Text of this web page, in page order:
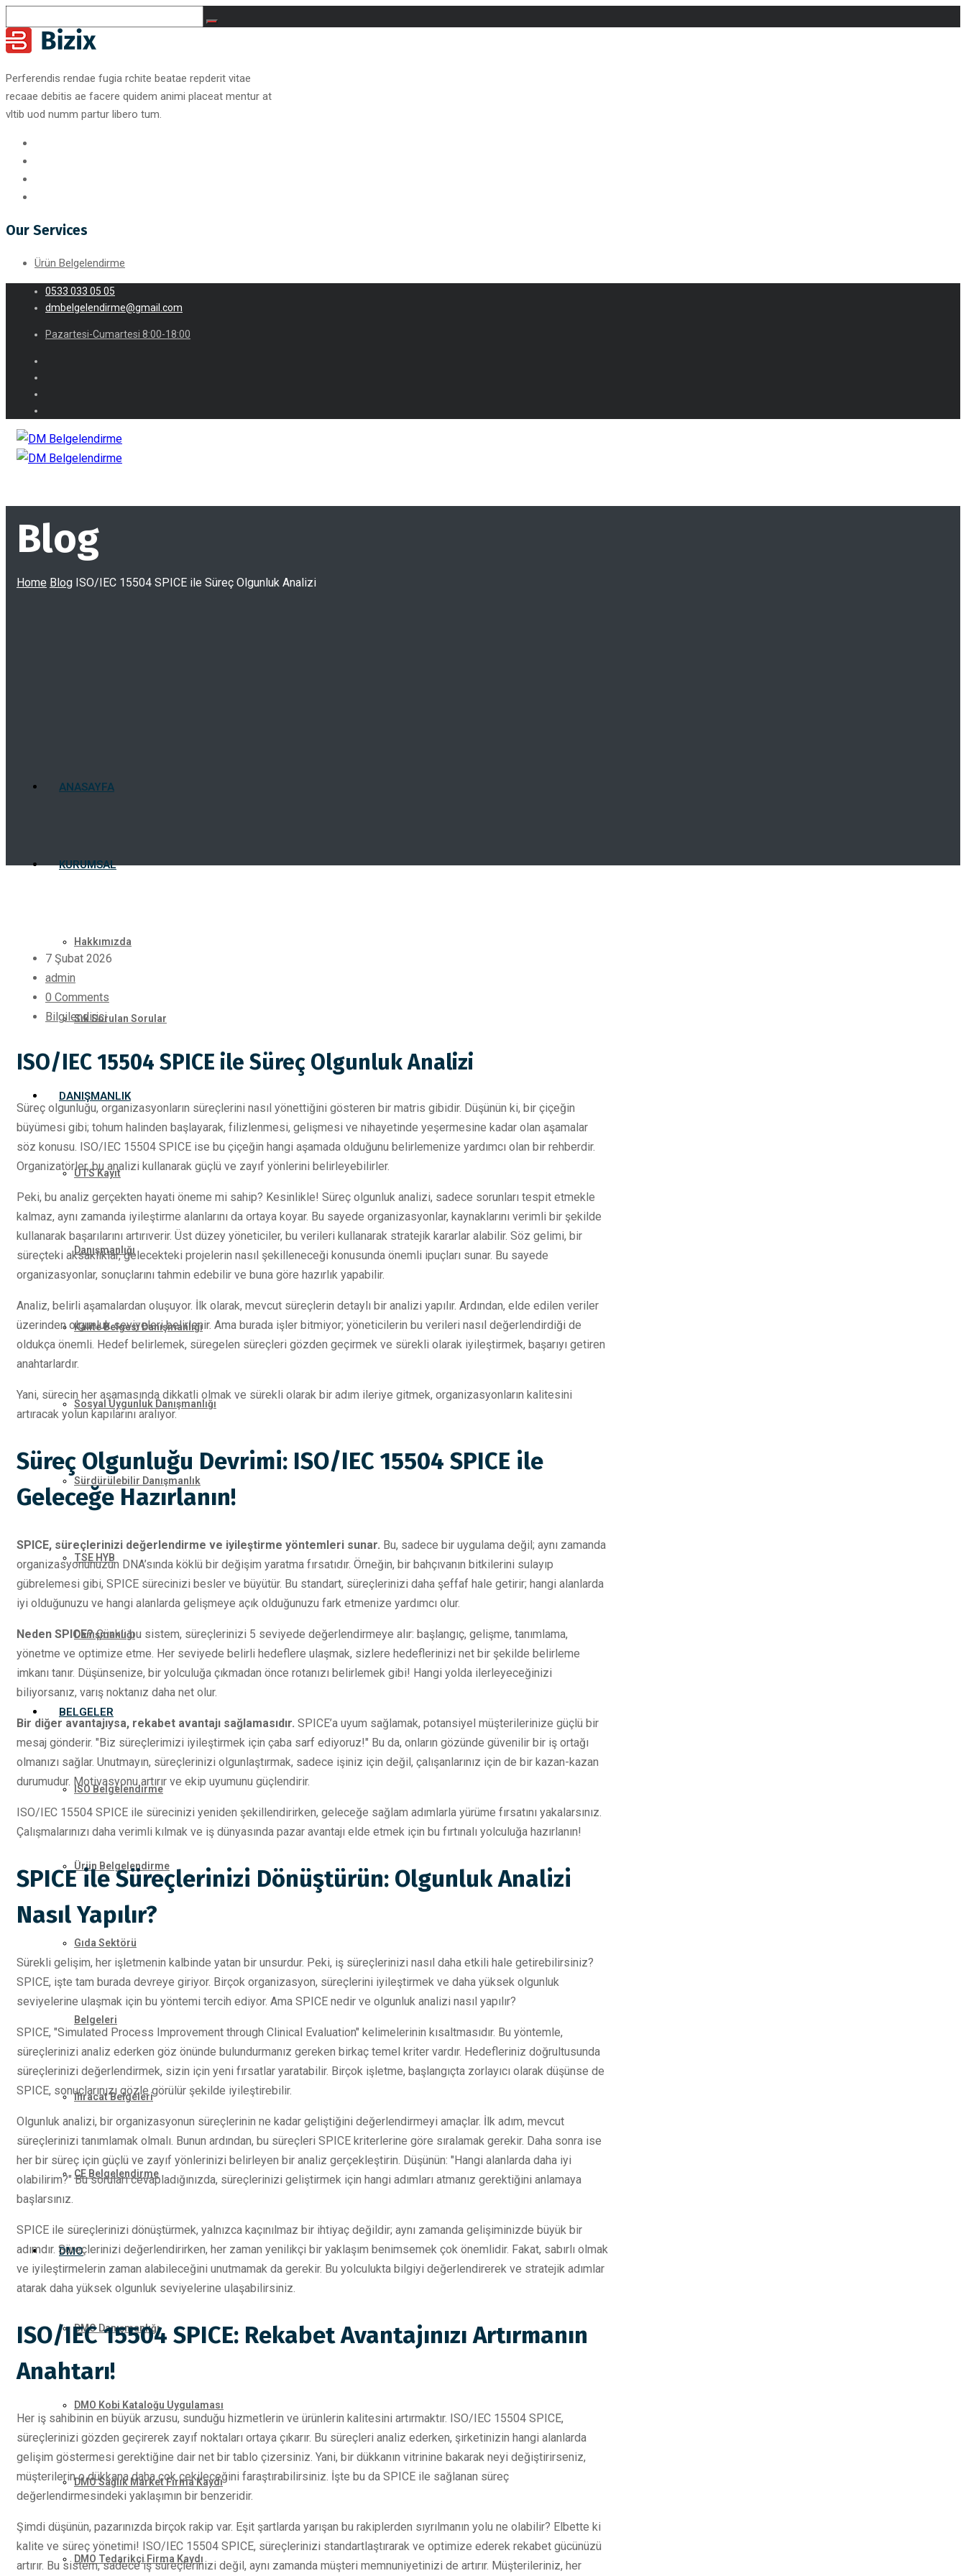
Perferendis rendae fugia rchite beatae repderit vitae
recaae debitis ae facere quidem animi placeat mentur at
vltib uod numm partur libero tum.
Our Services
Ürün Belgelendirme
0533 033 05 05
dmbelgelendirme@gmail.com
Pazartesi-Cumartesi 8:00-18:00
ANASAYFA
KURUMSAL
Hakkımızda
Sık Sorulan Sorular
DANIŞMANLIK
ÜTS Kayıt
Danışmanlığı
Kalite Belgesi Danışmanlığı
Sosyal Uygunluk Danışmanlığı
Sürdürülebilir Danışmanlık
TSE HYB
Danışmanlığı
BELGELER
ISO Belgelendirme
Ürün Belgelendirme
Gıda Sektörü
Belgeleri
İhracat Belgeleri
CE Belgelendirme
DMO
DMO Danışmanlığı
DMO Kobi Kataloğu Uygulaması
DMO Sağlık Market Firma Kaydı
DMO Tedarikçi Firma Kaydı
Blog
Home Blog ISO/IEC 15504 SPICE ile Süreç Olgunluk Analizi
7 Şubat 2026
admin
0 Comments
Bilgilendirici
ISO/IEC 15504 SPICE ile Süreç Olgunluk Analizi
Süreç olgunluğu, organizasyonların süreçlerini nasıl yönettiğini gösteren bir matris gibidir. Düşünün ki, bir çiçeğin
büyümesi gibi; tohum halinden başlayarak, filizlenmesi, gelişmesi ve nihayetinde yeşermesine kadar olan aşamalar
söz konusu. ISO/IEC 15504 SPICE ise bu çiçeğin hangi aşamada olduğunu belirlemenize yardımcı olan bir rehberdir.
Organizatörler, bu analizi kullanarak güçlü ve zayıf yönlerini belirleyebilirler.
Peki, bu analiz gerçekten hayati öneme mi sahip? Kesinlikle! Süreç olgunluk analizi, sadece sorunları tespit etmekle
kalmaz, aynı zamanda iyileştirme alanlarını da ortaya koyar. Bu sayede organizasyonlar, kaynaklarını verimli bir şekilde
kullanarak başarılarını artırıverir. Üst düzey yöneticiler, bu verileri kullanarak stratejik kararlar alabilir. Söz gelimi, bir
süreçteki aksaklıklar, gelecekteki projelerin nasıl şekilleneceği konusunda önemli ipuçları sunar. Bu sayede
organizasyonlar, sonuçlarını tahmin edebilir ve buna göre hazırlık yapabilir.
Analiz, belirli aşamalardan oluşuyor. İlk olarak, mevcut süreçlerin detaylı bir analizi yapılır. Ardından, elde edilen veriler
üzerinden olgunluk seviyeleri belirlenir. Ama burada işler bitmiyor; yöneticilerin bu verileri nasıl değerlendirdiği de
oldukça önemli. Hedef belirlemek, süregelen süreçleri gözden geçirmek ve sürekli olarak iyileştirmek, başarıyı getiren
anahtarlardır.
Yani, sürecin her aşamasında dikkatli olmak ve sürekli olarak bir adım ileriye gitmek, organizasyonların kalitesini
artıracak yolun kapılarını aralıyor.
Süreç Olgunluğu Devrimi: ISO/IEC 15504 SPICE ile
Geleceğe Hazırlanın!
SPICE, süreçlerinizi değerlendirme ve iyileştirme yöntemleri sunar. Bu, sadece bir uygulama değil; aynı zamanda
organizasyonunuzun DNA’sında köklü bir değişim yaratma fırsatıdır. Örneğin, bir bahçıvanın bitkilerini sulayıp
gübrelemesi gibi, SPICE sürecinizi besler ve büyütür. Bu standart, süreçlerinizi daha şeffaf hale getirir; hangi alanlarda
iyi olduğunuzu ve hangi alanlarda gelişmeye açık olduğunuzu fark etmenize yardımcı olur.
Neden SPICE?Çünkü bu sistem, süreçlerinizi 5 seviyede değerlendirmeye alır: başlangıç, gelişme, tanımlama,
yönetme ve optimize etme. Her seviyede belirli hedeflere ulaşmak, sizlere hedeflerinizi net bir şekilde belirleme
imkanı tanır. Düşünsenize, bir yolculuğa çıkmadan önce rotanızı belirlemek gibi! Hangi yolda ilerleyeceğinizi
biliyorsanız, varış noktanız daha net olur.
Bir diğer avantajıysa, rekabet avantajı sağlamasıdır. SPICE’a uyum sağlamak, potansiyel müşterilerinize güçlü bir
mesaj gönderir. "Biz süreçlerimizi iyileştirmek için çaba sarf ediyoruz!" Bu da, onların gözünde güvenilir bir iş ortağı
olmanızı sağlar. Unutmayın, süreçlerinizi olgunlaştırmak, sadece işiniz için değil, çalışanlarınız için de bir kazan-kazan
durumudur. Motivasyonu artırır ve ekip uyumunu güçlendirir.
ISO/IEC 15504 SPICE ile sürecinizi yeniden şekillendirirken, geleceğe sağlam adımlarla yürüme fırsatını yakalarsınız.
Çalışmalarınızı daha verimli kılmak ve iş dünyasında pazar avantajı elde etmek için bu fırtınalı yolculuğa hazırlanın!
SPICE ile Süreçlerinizi Dönüştürün: Olgunluk Analizi
Nasıl Yapılır?
Sürekli gelişim, her işletmenin kalbinde yatan bir unsurdur. Peki, iş süreçlerinizi nasıl daha etkili hale getirebilirsiniz?
SPICE, işte tam burada devreye giriyor. Birçok organizasyon, süreçlerini iyileştirmek ve daha yüksek olgunluk
seviyelerine ulaşmak için bu yöntemi tercih ediyor. Ama SPICE nedir ve olgunluk analizi nasıl yapılır?
SPICE, "Simulated Process Improvement through Clinical Evaluation" kelimelerinin kısaltmasıdır. Bu yöntemle,
süreçlerinizi analiz ederken göz önünde bulundurmanız gereken birkaç temel kriter vardır. Hedefleriniz doğrultusunda
süreçlerinizi değerlendirmek, sizin için yeni fırsatlar yaratabilir. Birçok işletme, başlangıçta zorlayıcı olarak düşünse de
SPICE, sonuçlarınızı gözle görülür şekilde iyileştirebilir.
Olgunluk analizi, bir organizasyonun süreçlerinin ne kadar geliştiğini değerlendirmeyi amaçlar. İlk adım, mevcut
süreçlerinizi tanımlamak olmalı. Bunun ardından, bu süreçleri SPICE kriterlerine göre sıralamak gerekir. Daha sonra ise
her bir süreç için güçlü ve zayıf yönlerinizi belirleyen bir analiz gerçekleştirin. Düşünün: "Hangi alanlarda daha iyi
olabilirim?" Bu soruları cevapladığınızda, süreçlerinizi geliştirmek için hangi adımları atmanız gerektiğini anlamaya
başlarsınız.
SPICE ile süreçlerinizi dönüştürmek, yalnızca kaçınılmaz bir ihtiyaç değildir; aynı zamanda gelişiminizde büyük bir
adımdır. Süreçlerinizi değerlendirirken, her zaman yenilikçi bir yaklaşım benimsemek çok önemlidir. Fakat, sabırlı olmak
ve iyileştirmelerin zaman alabileceğini unutmamak da gerekir. Bu yolculukta bilgiyi değerlendirerek ve stratejik adımlar
atarak daha yüksek olgunluk seviyelerine ulaşabilirsiniz.
ISO/IEC 15504 SPICE: Rekabet Avantajınızı Artırmanın
Anahtarı!
Her iş sahibinin en büyük arzusu, sunduğu hizmetlerin ve ürünlerin kalitesini artırmaktır. ISO/IEC 15504 SPICE,
süreçlerinizi gözden geçirerek zayıf noktaları ortaya çıkarır. Bu süreçleri analiz ederken, şirketinizin hangi alanlarda
gelişim göstermesi gerektiğine dair net bir tablo çizersiniz. Yani, bir dükkanın vitrinine bakarak neyi değiştirirseniz,
müşterilerin o dükkana daha çok çekileceğini faraştırabilirsiniz. İşte bu da SPICE ile sağlanan süreç
değerlendirmesindeki yaklaşımın bir benzeridir.
Şimdi düşünün, pazarınızda birçok rakip var. Eşit şartlarda yarışan bu rakiplerden sıyrılmanın yolu ne olabilir? Elbette ki
kalite ve süreç yönetimi! ISO/IEC 15504 SPICE, süreçlerinizi standartlaştırarak ve optimize ederek rekabet gücünüzü
artırır. Bu sistem, sadece iş süreçlerinizi değil, aynı zamanda müşteri memnuniyetinizi de artırır. Müşterileriniz, her